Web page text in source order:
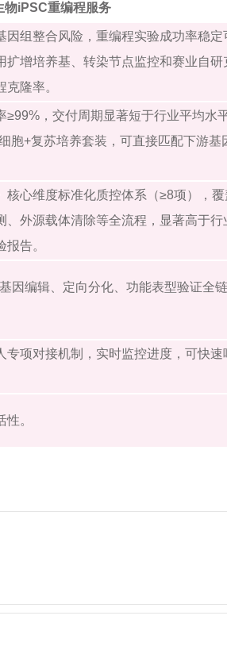
物iPSC重编程服务
组整合风险，重编程实验成功率稳定
扩增培养基、转染节点监控和赛业自研
隆率。
≥99%，交付周期显著短于行业平均水
胞+复苏培养套装，可直接匹配下游基
核心维度标准化质控体系（≥8项），
外源载体清除等全流程，显著高于行
告。
因编辑、定向分化、功能表型验证全
项对接机制，实时监控进度，可快速
。